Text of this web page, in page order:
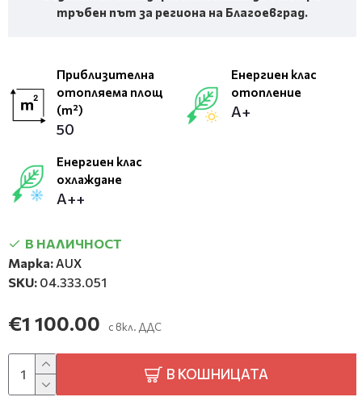
Приблизителна
отопляема площ
(m²)
50
Енергиен клас
отопление
А+
Енергиен клас
охлаждане
А++
В НАЛИЧНОСТ
Марка: AUX
SKU: 04.333.051
€1 100.00 с вкл. ДДС
В КОШНИЦАТА
тръбен път за региона на Благоевград.